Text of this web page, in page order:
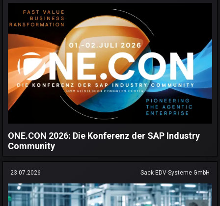
ONE.CON 2026: Die Konferenz der SAP Industry
Community
23.07.2026 Sack EDV-Systeme GmbH